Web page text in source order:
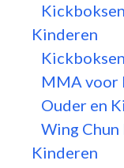
Kinderen
MMA voor
Ouder en
Wing Chun
Kinderen